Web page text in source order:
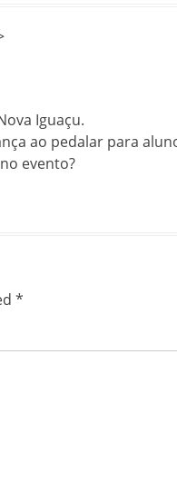
Iguaçu.
ao pedalar para
evento?
*